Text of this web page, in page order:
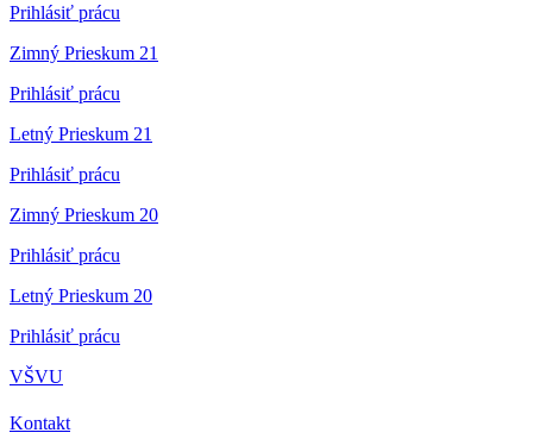
Prihlásiť prácu
Zimný Prieskum 21
Prihlásiť prácu
Letný Prieskum 21
Prihlásiť prácu
Zimný Prieskum 20
Prihlásiť prácu
Letný Prieskum 20
Prihlásiť prácu
VŠVU
Kontakt